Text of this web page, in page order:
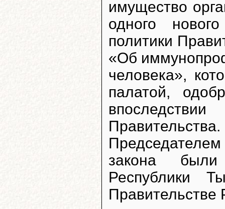
имущество
одного
политики
«Об
человека»,
палатой,
закона были
Республики
Правительстве